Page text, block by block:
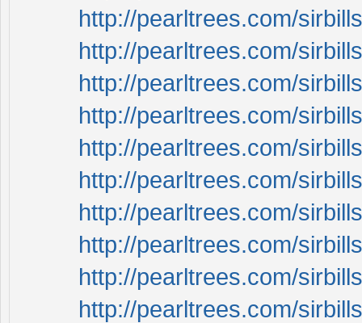
http://pearltrees.com/
http://pearltrees.com/
http://pearltrees.com/
http://pearltrees.com/
http://pearltrees.com/
http://pearltrees.com/
http://pearltrees.com/
http://pearltrees.com/
http://pearltrees.com/
http://pearltrees.com/